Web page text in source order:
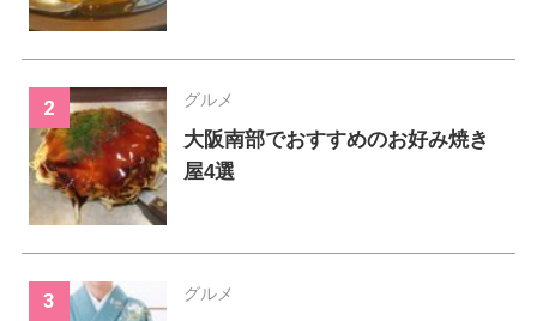
グルメ
大阪南部でおすすめのお好み焼き
屋4選
グルメ